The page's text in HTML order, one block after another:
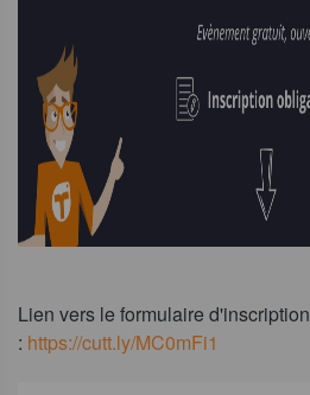
Lien vers le formulaire d'inscription
: https://cutt.ly/MC0mFi1